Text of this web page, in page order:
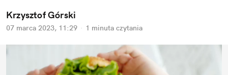
Krzysztof Górski
07 marca 2023, 11:29 · 1 minuta czytania